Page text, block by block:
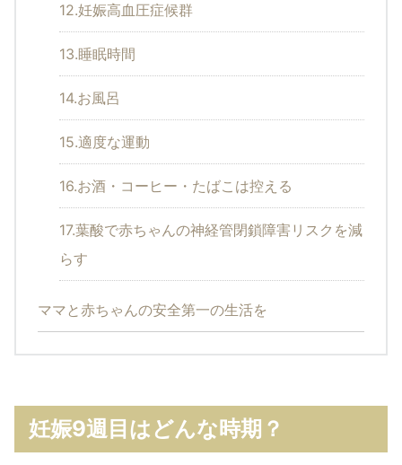
12.妊娠高血圧症候群
13.睡眠時間
14.お風呂
15.適度な運動
16.お酒・コーヒー・たばこは控える
17.葉酸で赤ちゃんの神経管閉鎖障害リスクを減
らす
ママと赤ちゃんの安全第一の生活を
妊娠9週目はどんな時期？